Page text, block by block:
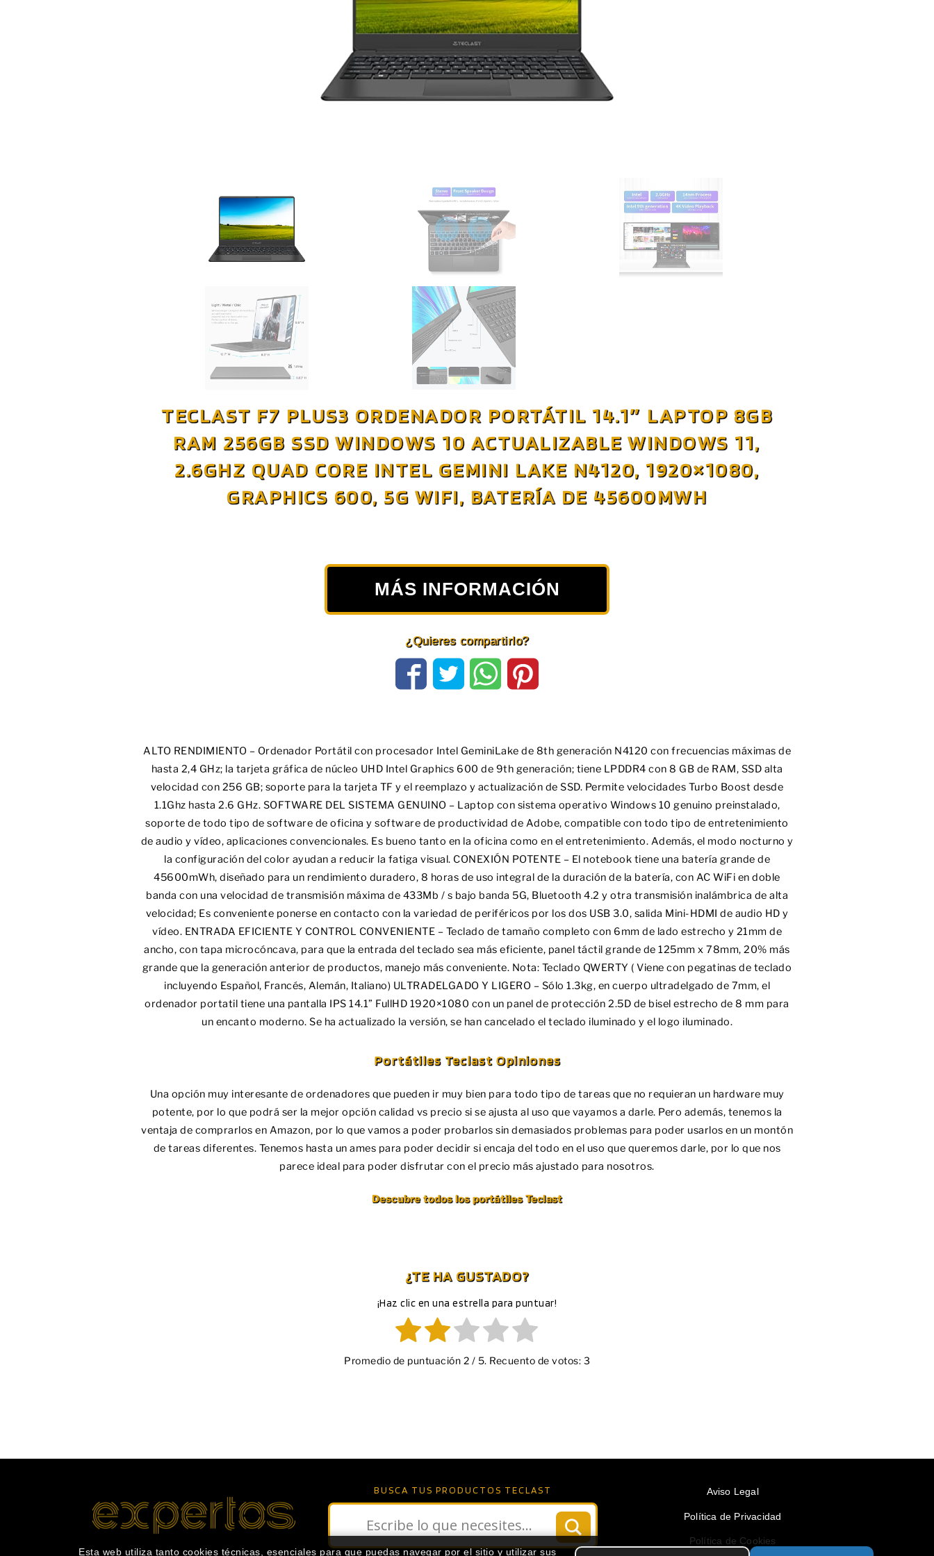
TECLAST F7 PLUS3 ORDENADOR PORTÁTIL 14.1″ LAPTOP 8GB
RAM 256GB SSD WINDOWS 10 ACTUALIZABLE WINDOWS 11,
2.6GHZ QUAD CORE INTEL GEMINI LAKE N4120, 1920×1080,
GRAPHICS 600, 5G WIFI, BATERÍA DE 45600MWH
MÁS INFORMACIÓN
¿Quieres compartirlo?
ALTO RENDIMIENTO – Ordenador Portátil con procesador Intel GeminiLake de 8th generación N4120 con frecuencias máximas de
hasta 2,4 GHz; la tarjeta gráfica de núcleo UHD Intel Graphics 600 de 9th generación; tiene LPDDR4 con 8 GB de RAM, SSD alta
velocidad con 256 GB; soporte para la tarjeta TF y el reemplazo y actualización de SSD. Permite velocidades Turbo Boost desde
1.1Ghz hasta 2.6 GHz. SOFTWARE DEL SISTEMA GENUINO – Laptop con sistema operativo Windows 10 genuino preinstalado,
soporte de todo tipo de software de oficina y software de productividad de Adobe, compatible con todo tipo de entretenimiento
de audio y vídeo, aplicaciones convencionales. Es bueno tanto en la oficina como en el entretenimiento. Además, el modo nocturno y
la configuración del color ayudan a reducir la fatiga visual. CONEXIÓN POTENTE – El notebook tiene una batería grande de
45600mWh, diseñado para un rendimiento duradero, 8 horas de uso integral de la duración de la batería, con AC WiFi en doble
banda con una velocidad de transmisión máxima de 433Mb / s bajo banda 5G, Bluetooth 4.2 y otra transmisión inalámbrica de alta
velocidad; Es conveniente ponerse en contacto con la variedad de periféricos por los dos USB 3.0, salida Mini-HDMI de audio HD y
vídeo. ENTRADA EFICIENTE Y CONTROL CONVENIENTE – Teclado de tamaño completo con 6mm de lado estrecho y 21mm de
ancho, con tapa microcóncava, para que la entrada del teclado sea más eficiente, panel táctil grande de 125mm x 78mm, 20% más
grande que la generación anterior de productos, manejo más conveniente. Nota: Teclado QWERTY ( Viene con pegatinas de teclado
incluyendo Español, Francés, Alemán, Italiano) ULTRADELGADO Y LIGERO – Sólo 1.3kg, en cuerpo ultradelgado de 7mm, el
ordenador portatil tiene una pantalla IPS 14.1” FullHD 1920×1080 con un panel de protección 2.5D de bisel estrecho de 8 mm para
un encanto moderno. Se ha actualizado la versión, se han cancelado el teclado iluminado y el logo iluminado.
Portátiles Teclast Opiniones
Una opción muy interesante de ordenadores que pueden ir muy bien para todo tipo de tareas que no requieran un hardware muy
potente, por lo que podrá ser la mejor opción calidad vs precio si se ajusta al uso que vayamos a darle. Pero además, tenemos la
ventaja de comprarlos en Amazon, por lo que vamos a poder probarlos sin demasiados problemas para poder usarlos en un montón
de tareas diferentes. Tenemos hasta un ames para poder decidir si encaja del todo en el uso que queremos darle, por lo que nos
parece ideal para poder disfrutar con el precio más ajustado para nosotros.
Descubre todos los portátiles Teclast
¿TE HA GUSTADO?
¡Haz clic en una estrella para puntuar!
Promedio de puntuación 2 / 5. Recuento de votos: 3
BUSCA TUS PRODUCTOS TECLAST Aviso Legal
Política de Privacidad
Política de Cookies
Esta web utiliza tanto cookies técnicas, esenciales para que puedas navegar por el sitio y utilizar sus